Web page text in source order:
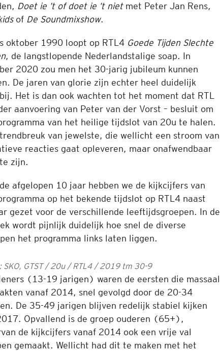
Doet ie ’t of doet ie ’t nietmet Peter Jan Rens,
of De Soundmixshow.
oktober 1990 loopt op RTL4 Goede Tijden Slechte
, de langstlopende Nederlandstalige soap. In
2020 zou men het 30-jarig jubileum kunnen
De jaren van glorie zijn echter heel duidelijk
Het is dan ook wachten tot het moment dat RTL
aanvoering van Peter van der Vorst – besluit om
van het heilige tijdslot van 20u te halen.
van jewelste, die wellicht een stroom van
reacties gaat opleveren, maar onafwendbaar
zijn.
afgelopen 10 jaar hebben we de kijkcijfers van
op het bekende tijdslot op RTL4 naast
gezet voor de verschillende leeftijdsgroepen. In de
wordt pijnlijk duidelijk hoe snel de diverse
het programma links laten liggen.
SKO, GTST / 20u / RTL4 / 2019 tm 30-9
(13-19 jarigen) waren de eersten die massaal
vanaf 2014, snel gevolgd door de 20-34
De 35-49 jarigen blijven redelijk stabiel kijken
Opvallend is de groep ouderen (65+),
de kijkcijfers vanaf 2014 ook een vrije val
gemaakt. Wellicht had dit te maken met het